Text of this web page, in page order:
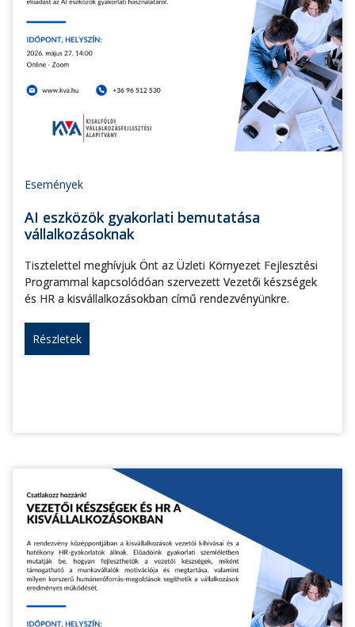
Események
AI eszközök gyakorlati bemutatása
vállalkozásoknak
Tisztelettel meghívjuk Önt az Üzleti Környezet Fejlesztési
Programmal kapcsolódóan szervezett Vezetői készségek
és HR a kisvállalkozásokban című rendezvényünkre.
Részletek